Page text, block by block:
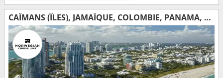
CAÏMANS (ÎLES), JAMAÏQUE, COLOMBIE, PANAMA, COSTA RICA, BELIZE, MEXIQUE, ÉTATS-UNIS